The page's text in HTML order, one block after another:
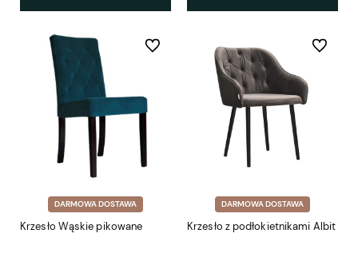
DARMOWA DOSTAWA
Krzesło Wąskie pikowane
Do ulubionych
DARMOWA DOSTAWA
Krzesło z podłokietnikami Albit
Do